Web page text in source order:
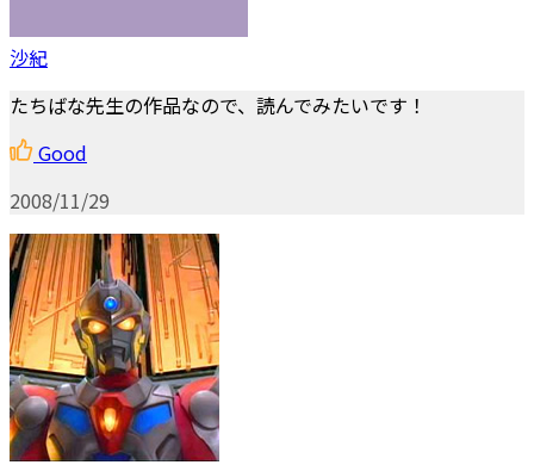
沙紀
たちばな先生の作品なので、読んでみたいです！
Good
2008/11/29